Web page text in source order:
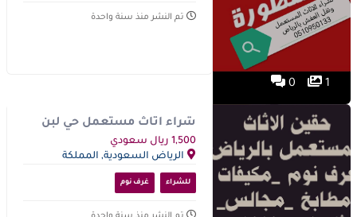
1
0
تم النشر منذ سنة واحدة
شراء اثاث مستعمل حي لبن
0556045661
1,500 ريال سعودي
الرياض السعودية, المملكة
العربية السعودية
للشراء غرف نوم